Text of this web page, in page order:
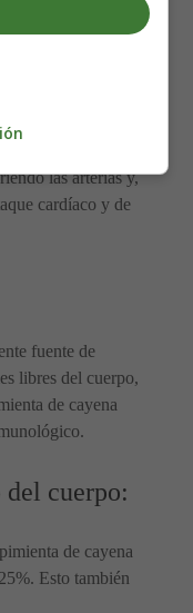
para el corazón,
las arterias y,
cardíaco y de
fuente de
libres del cuerpo,
de cayena
cuerpo:
de cayena
Esto también